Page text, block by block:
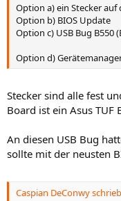
Option a) ein Stecker
Option b) BIOS Update
Option c) USB Bug B550
Option d)
Stecker sind alle fest
Board ist ein Asus TUF
An diesen USB Bug
sollte mit der neusten
Caspian DeConwy